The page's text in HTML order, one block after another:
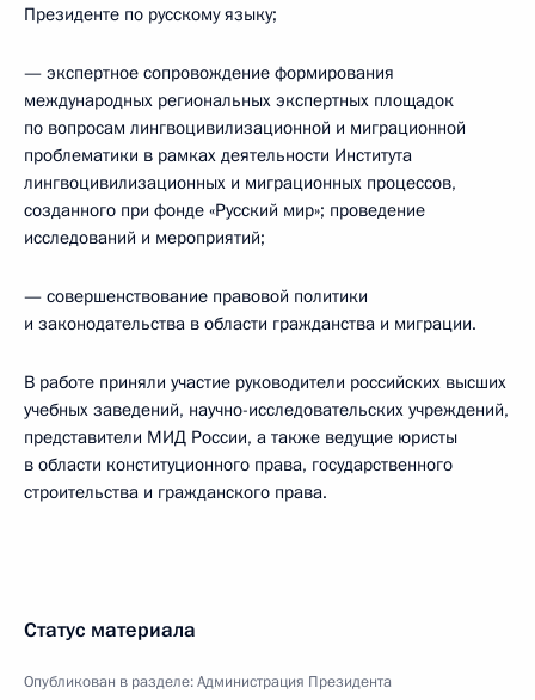
Президенте по русскому языку;
— экспертное сопровождение формирования
международных региональных экспертных площадок
по вопросам лингвоцивилизационной и миграционной
проблематики в рамках деятельности Института
лингвоцивилизационных и миграционных процессов,
созданного при фонде «Русский мир»; проведение
исследований и мероприятий;
— совершенствование правовой политики
и законодательства в области гражданства и миграции.
В работе приняли участие руководители российских высших
учебных заведений, научно-исследовательских учреждений,
представители МИД России, а также ведущие юристы
в области конституционного права, государственного
строительства и гражданского права.
Статус материала
Опубликован в разделе:Администрация Президента